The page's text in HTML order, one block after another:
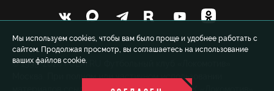
Мы используем cookies, чтобы вам было проще и удобнее работать с
сайтом. Продолжая просмотр, вы соглашаетесь на использование
ваших файлов cookie.
© 1999-2026 FCLM.RU Футбольный клуб «Локомотив»
Москва. При полном или частичном использовании